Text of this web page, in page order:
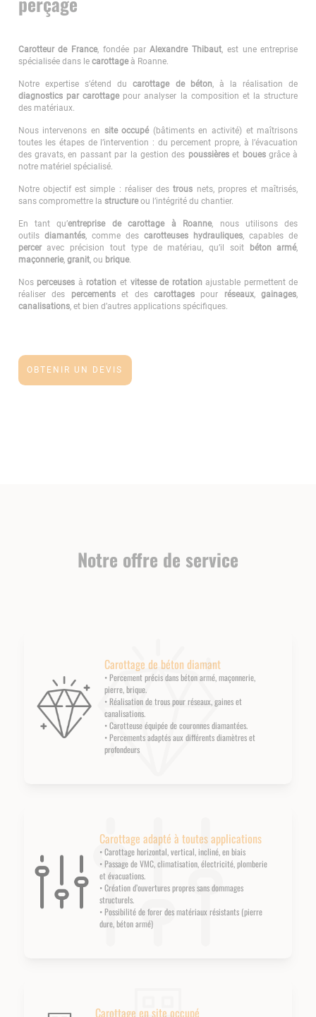
Carotteur de France, fondée parAlexandre Thibaut, est une entreprise
spécialisée dans le carottageà Roanne.
Notre expertise s’étend ducarottage de béton, à la réalisation de
diagnostics par carottagepour analyser la composition et la structure
des matériaux.
Nous intervenons en site occupé(bâtiments en activité) et maîtrisons
toutes les étapes de l’intervention : du percement propre, à l’évacuation
des gravats, en passant par la gestion des poussièreset bouesgrâce à
notre matériel spécialisé.
Notre objectif est simple : réaliser destrous nets, propres et maîtrisés,
sans compromettre la structureou l’intégrité du chantier.
En tant qu’entreprise de carottage à Roanne, nous utilisons des
outilsdiamantés, comme descarotteuses hydrauliques, capables de
perceravec précision tout type de matériau, qu’il soit béton armé,
maçonnerie, granit, ou brique.
Nos perceuses à rotation et vitesse de rotationajustable permettent de
réaliser des
percementset des carottagespour réseaux,gainages,
canalisations, et bien d’autres applications spécifiques.
OBTENIR UN DEVIS
Notre offre de service
Carottage de béton diamant
• Percement précis dans béton armé, maçonnerie,
pierre, brique.
• Réalisation de trous pour réseaux, gaines et
canalisations.
• Carotteuse équipée de couronnes diamantées.
• Percements adaptés aux différents diamètres et
profondeurs
Carottage adapté à toutes applications
• Carottage horizontal, vertical, incliné, en biais
• Passage de VMC, climatisation, électricité, plomberie
et évacuations.
• Création d’ouvertures propres sans dommages
structurels.
• Possibilité de forer des matériaux résistants (pierre
dure, béton armé)
Carottage en site occupé